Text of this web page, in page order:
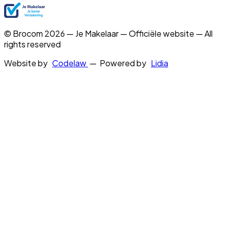
© Brocom 2026 — Je Makelaar — Officiële website — All
rights reserved
Website by Codelaw — Powered by Lidia